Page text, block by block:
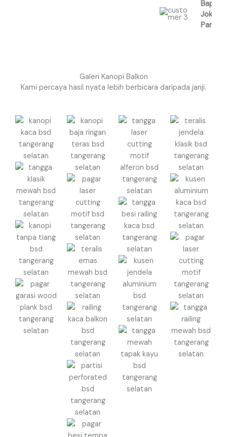
Bapak
Joko,
Galeri Kanopi Balkon
Kami percaya hasil nyata lebih berbicara daripada janji.